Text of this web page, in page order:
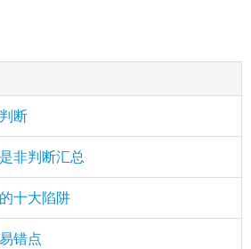
断
非判断汇总
十大陷阱
错点